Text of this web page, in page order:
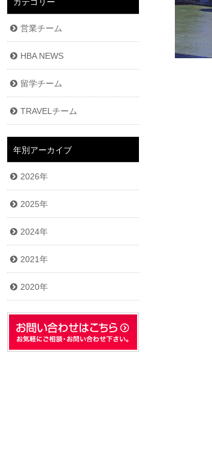
営業チーム
HBA NEWS
留学チーム
TRAVELチーム
年別アーカイブ
2026年
2025年
2024年
2021年
2020年